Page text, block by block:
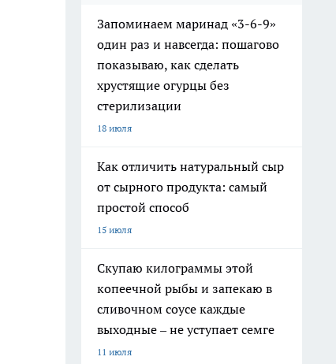
Запоминаем маринад «3-6-9»
один раз и навсегда: пошагово
показываю, как сделать
хрустящие огурцы без
стерилизации
18 июля
Как отличить натуральный сыр
от сырного продукта: самый
простой способ
15 июля
Скупаю килограммы этой
копеечной рыбы и запекаю в
сливочном соусе каждые
выходные – не уступает семге
11 июля